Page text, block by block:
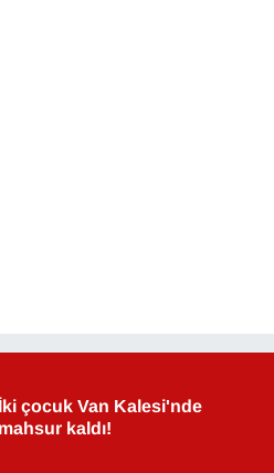
İki çocuk Van Kalesi'nde
mahsur kaldı!